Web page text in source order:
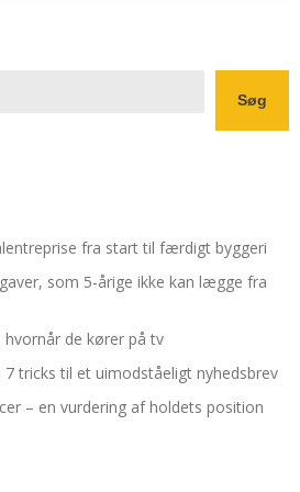
Søg
fra start til færdigt byggeri
som 5-årige ikke kan lægge fra
hvornår de kører på tv
tricks til et uimodståeligt nyhedsbrev
– en vurdering af holdets position